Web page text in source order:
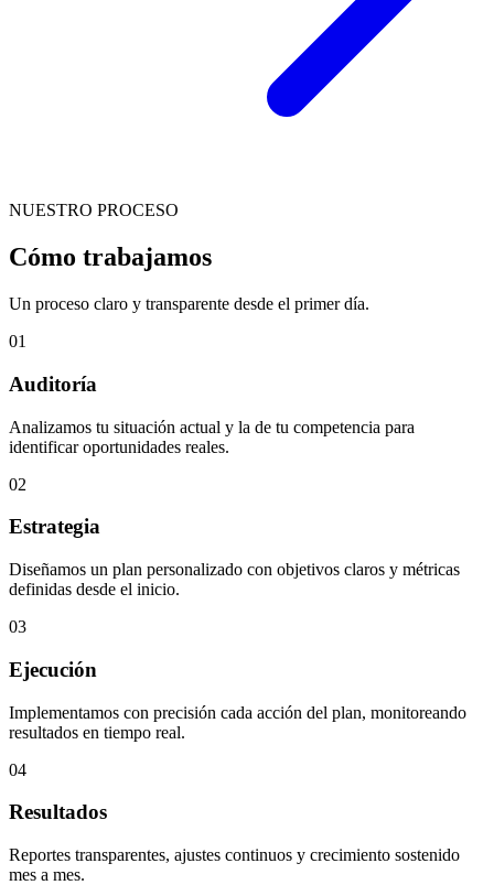
NUESTRO PROCESO
Cómo trabajamos
Un proceso claro y transparente desde el primer día.
01
Auditoría
Analizamos tu situación actual y la de tu competencia para
identificar oportunidades reales.
02
Estrategia
Diseñamos un plan personalizado con objetivos claros y métricas
definidas desde el inicio.
03
Ejecución
Implementamos con precisión cada acción del plan, monitoreando
resultados en tiempo real.
04
Resultados
Reportes transparentes, ajustes continuos y crecimiento sostenido
mes a mes.